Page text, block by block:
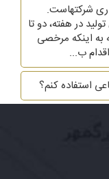
شرکتهاست.
در هفته، دو تا
به اینکه مرخصی
ب...
استفاده کنم؟